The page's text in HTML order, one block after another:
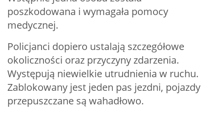
poszkodowana i wymagała pomocy
medycznej.
Policjanci dopiero ustalają szczegółowe
okoliczności oraz przyczyny zdarzenia.
Występują niewielkie utrudnienia w ruchu.
Zablokowany jest jeden pas jezdni, pojazdy
przepuszczane są wahadłowo.